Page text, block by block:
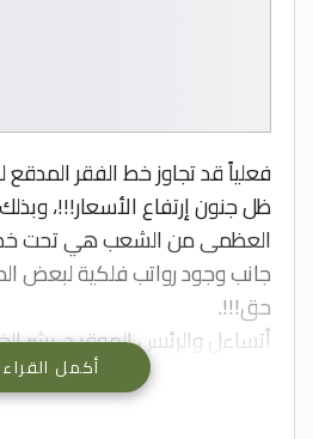
فعلياً قد تجاوز خط الفقر المدقع
ظل جنون إرتفاع الأسعار!!!، وبذلك
العظمى من الشعب هي تحت خط
جانب وجود رواتب فلكية لبعض
حق!!!.
أتساءل والرئيس الموقر د. بشر
هذا الشعب الذي لا يقوى على
أين أنت من سكان الخيم الذين
أكمل